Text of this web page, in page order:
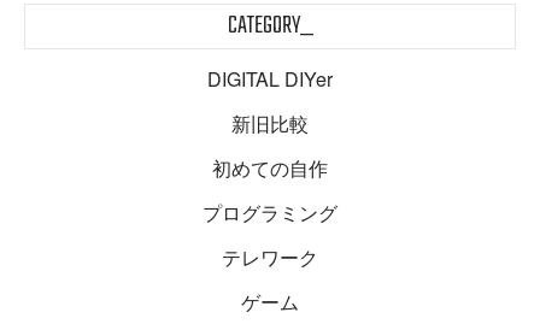
CATEGORY_
DIGITAL DIYer
新旧比較
初めての自作
プログラミング
テレワーク
ゲーム